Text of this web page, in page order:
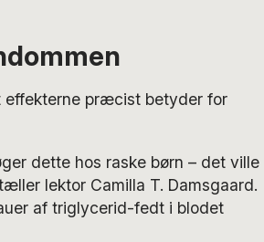
effekterne præcist betyder for
dette hos raske børn – det ville
lektor Camilla T. Damsgaard.
af triglycerid-fedt i blodet